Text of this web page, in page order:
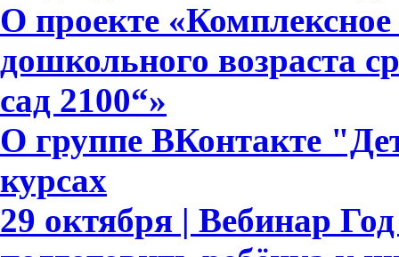
О проекте «Комплексное
дошкольного возраста
сад 2100“»
О группе ВКонтакте
курсах
29 октября | Вебинар